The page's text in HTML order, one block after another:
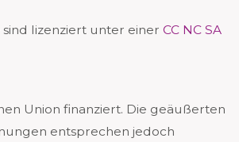
lizenziert unter einer CC NC SA
Union finanziert. Die geäußerten
entsprechen jedoch